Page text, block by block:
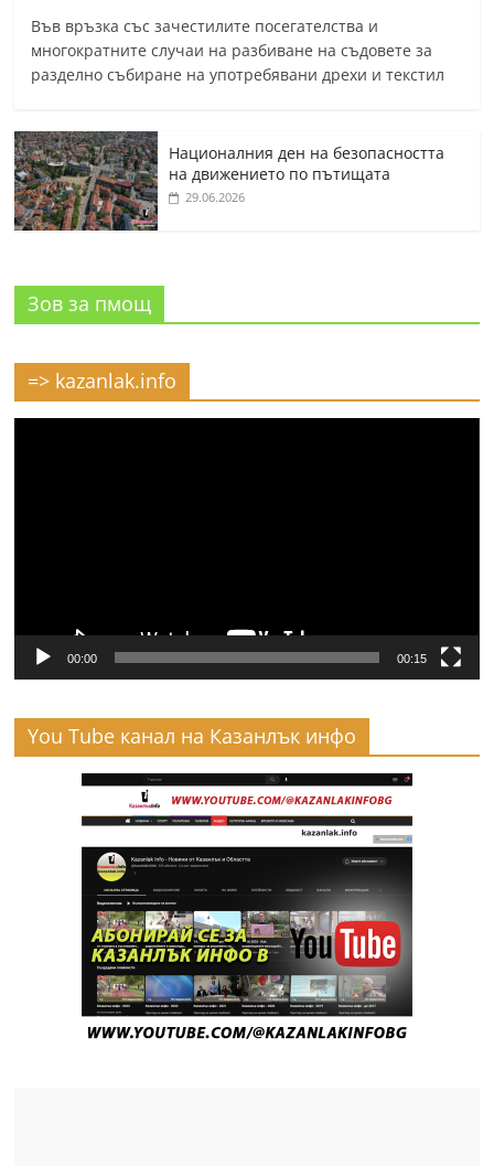
Във връзка със зачестилите посегателства и
многократните случаи на разбиване на съдовете за
разделно събиране на употребявани дрехи и текстил
Националния ден на безопасността
на движението по пътищата
29.06.2026
Зов за пмощ
=> kazanlak.info
00:00 00:15
You Tube канал на Казанлък инфо